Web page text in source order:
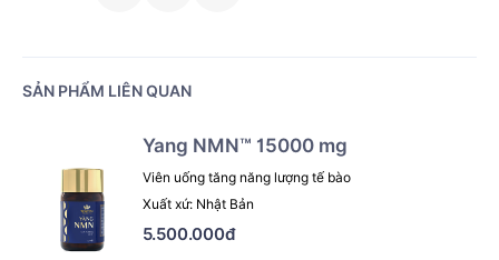
SẢN PHẨM LIÊN QUAN
Yang NMN™ 15000 mg
Viên uống tăng năng lượng tế bào
Xuất xứ: Nhật Bản
5.500.000đ